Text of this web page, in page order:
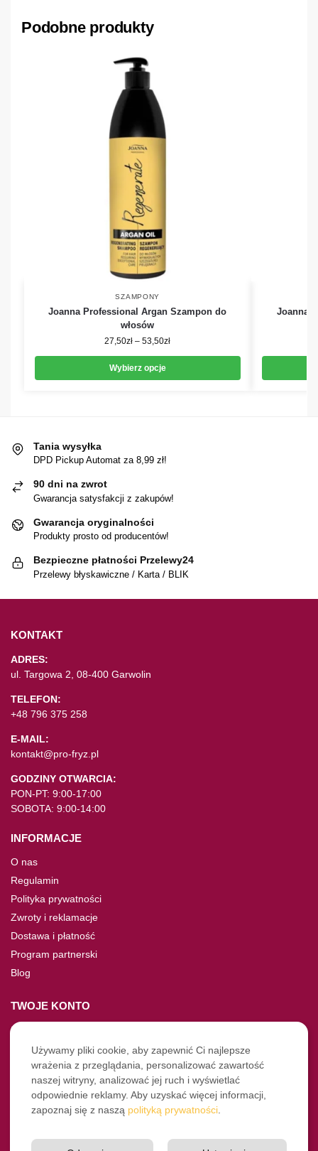
Podobne produkty
SZAMPONY
Joanna Professional Argan Szampon do
włosów
27,50zł – 53,50zł
Wybierz opcje
Joanna
Tania wysyłka
DPD Pickup Automat za 8,99 zł!
90 dni na zwrot
Gwarancja satysfakcji z zakupów!
Gwarancja oryginalności
Produkty prosto od producentów!
Bezpieczne płatności Przelewy24
Przelewy błyskawiczne / Karta / BLIK
KONTAKT
ADRES:
ul. Targowa 2, 08-400 Garwolin
TELEFON:
+48 796 375 258
E-MAIL:
kontakt@pro-fryz.pl
GODZINY OTWARCIA:
PON-PT: 9:00-17:00
SOBOTA: 9:00-14:00
INFORMACJE
O nas
Regulamin
Polityka prywatności
Zwroty i reklamacje
Dostawa i płatność
Program partnerski
Blog
TWOJE KONTO
Moje konto
Nie pamiętasz hasła?
Twoje zamówienia
NASZE SOCIALE
Instagram
Używamy pliki cookie, aby zapewnić Ci najlepsze
wrażenia z przeglądania, personalizować zawartość
naszej witryny, analizować jej ruch i wyświetlać
odpowiednie reklamy. Aby uzyskać więcej informacji,
zapoznaj się z naszą polityką prywatności